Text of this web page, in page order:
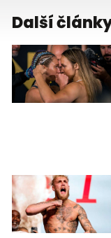
Další